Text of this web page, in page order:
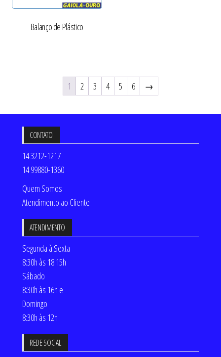
Balanço de Plástico
1 2 3 4 5 6 →
CONTATO
14 3212-1217
14 99880-1360
Quem Somos
Atendimento ao Cliente
ATENDIMENTO
Segunda à Sexta
8:30h às 18:15h
Sábado
8:30h às 16h e
Domingo
8:30h às 12h
REDE SOCIAL